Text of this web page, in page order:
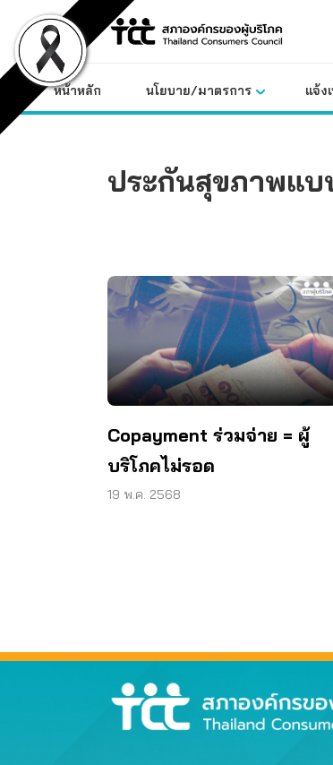
content
หน้าหลัก นโยบาย/มาตรการ แจ้ง
ประกันสุขภาพแบ
Copayment ร่วมจ่าย = ผู้
บริโภคไม่รอด
19 พ.ค. 2568